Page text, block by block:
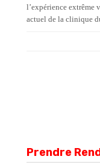
l’expérience extrême
actuel de la clinique
Prendre